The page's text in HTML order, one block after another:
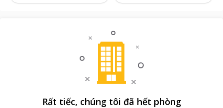
Rất tiếc, chúng tôi đã hết phòng